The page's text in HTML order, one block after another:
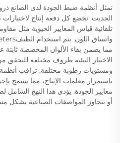
تمثل أنظمة ضبط الجودة لدى الصانع
الحديث. تخضع كل دفعة إنتاج
تلقائية قياس المعايير الحيوية مثل
مما يضمن بقاء الألوان المخصصة
الاختبار البيئية ظروف مختلفة
ومستويات رطوبة مختلفة. تراقب
باستمرار معلمات الإنتاج، مما يسمح
معايير الجودة. يؤدي هذا النهج الشامل
أو تتجاوز المواصفات الصناعية بشكل